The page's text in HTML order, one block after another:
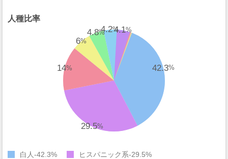
人種比率
42.3%
29.5%
14%
6%
4.8%4.2%
4.1%
白人 42.3% ヒスパニック系 29.5%